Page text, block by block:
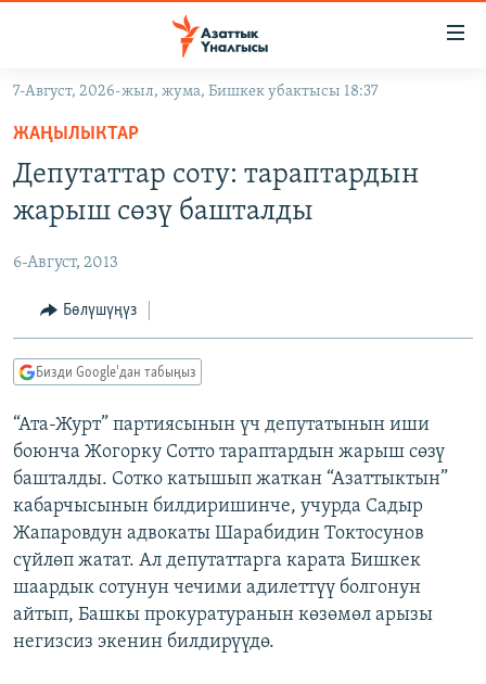
Навигацияга
өтүңүз
Издөөгө
салыңызКЫРГЫЗСТАН
ЭКОНОМИКА
МАДАНИЯТ
ДҮЙНӨ
БОРБОР АЗИЯ
УКРАИНА
АТАЙЫН ИЛИКТӨӨ
ТВ ПРОГРАММАЛАР
ЭКСПЕРТТЕР ТАЛДАЙТ
БИЗ ЖАНА ДҮЙНӨ
ЭЖЕ-СИҢДИЛЕР
АЗАТТЫК+
ЫҢГАЙСЫЗ СУРООЛОР
ӨЗГӨЧӨ ПИКИР
Русский
ОНЛАЙН ШЕРИНЕ
ЭЕ/АРнун бардык сайттары
7-Август, 2026-жыл, жума, Бишкек убактысы 18:37
ЖАҢЫЛЫКТАР
Депутаттар соту: тараптардын
жарыш сөзү башталды
6-Август, 2013
Бөлүшүңүз
Бизди Google'дан табыңыз
“Ата-Журт” партиясынын үч депутатынын иши
боюнча Жогорку Сотто тараптардын жарыш сөзү
башталды. Сотко катышып жаткан “Азаттыктын”
кабарчысынын билдиришинче, учурда Садыр
Жапаровдун адвокаты Шарабидин Токтосунов
сүйлөп жатат. Ал депутаттарга карата Бишкек
шаардык сотунун чечими адилеттүү болгонун
айтып, Башкы прокуратуранын көзөмөл арызы
негизсиз экенин билдирүүдө.